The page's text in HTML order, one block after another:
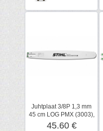
Juhtplaat 3/8P 1,3 mm
45 cm LOG PMX (3003),
STIHL
45.60 €